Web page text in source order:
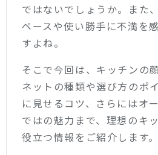
ではないでしょうか。また
ペースや使い勝手に不満を
すよね。
そこで今回は、キッチンの
ネットの種類や選び方のポ
に見せるコツ、さらにはオ
ではの魅力まで、理想のキ
役立つ情報をご紹介します。